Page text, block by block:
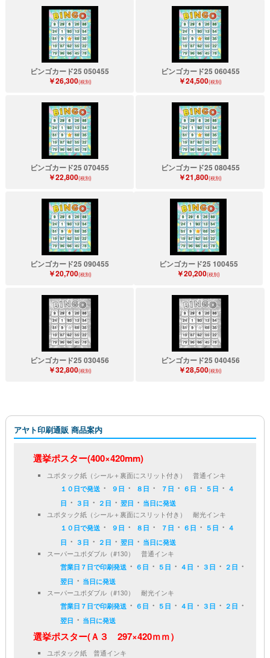
ビンゴカード25 050455
￥26,300(税別)
ビンゴカード25 060455
￥24,500(税別)
ビンゴカード25 070455
￥22,800(税別)
ビンゴカード25 080455
￥21,800(税別)
ビンゴカード25 090455
￥20,700(税別)
ビンゴカード25 100455
￥20,200(税別)
ビンゴカード25 030456
￥32,800(税別)
ビンゴカード25 040456
￥28,500(税別)
アヤト印刷通販 商品案内
選挙ポスター(400×420mm)
ユポタック紙（シール＋裏面にスリット付き） 普通インキ
１０日で発送 ・ ９日 ・ ８日 ・ ７日 ・ ６日 ・ ５日 ・ ４
日 ・ ３日 ・ ２日 ・翌日 ・ 当日に発送
ユポタック紙（シール＋裏面にスリット付き） 耐光インキ
１０日で発送 ・ ９日 ・ ８日 ・ ７日 ・ ６日 ・ ５日 ・ ４
日 ・ ３日 ・ ２日 ・翌日 ・ 当日に発送
スーパーユポダブル（#130） 普通インキ
営業日７日で印刷発送 ・ ６日 ・ ５日 ・ ４日 ・ ３日 ・ ２日 ・
翌日 ・ 当日に発送
スーパーユポダブル（#130） 耐光インキ
営業日７日で印刷発送 ・ ６日 ・ ５日 ・ ４日 ・ ３日 ・ ２日 ・
翌日 ・ 当日に発送
選挙ポスター(Ａ３ 297×420ｍｍ）
ユポタック紙 普通インキ